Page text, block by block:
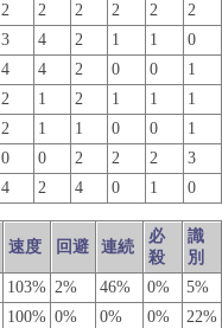
2 2 2 2 2
2
3 4 2 1 1
0
4 4 2 0 0
1
2 1 2 1 1
1
2 1 1 0 0
1
0 0 2 2 2
3
4 2 4 0 1 0
速度 回避 連続
必
殺
識
別
103% 2% 46% 0%
5%
100% 0% 0% 0%
22%